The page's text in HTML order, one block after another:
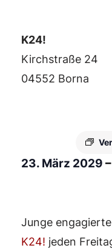
K24!
Kirchstraße 24
04552 Borna
23. März 2029 –
Junge
K24! jeden